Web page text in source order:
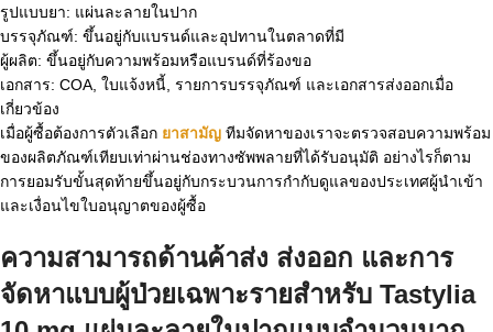
รูปแบบยา: แผ่นละลายในปาก
บรรจุภัณฑ์: ขึ้นอยู่กับแบรนด์และอุปทานในตลาดที่มี
ผู้ผลิต: ขึ้นอยู่กับความพร้อมหรือแบรนด์ที่ร้องขอ
เอกสาร: COA, ใบแจ้งหนี้, รายการบรรจุภัณฑ์ และเอกสารส่งออกเมื่อ
เกี่ยวข้อง
เมื่อผู้ซื้อต้องการตัวเลือก ยาสามัญ ทีมจัดหาของเราจะตรวจสอบความพร้อม
ของผลิตภัณฑ์เทียบเท่าผ่านช่องทางซัพพลายที่ได้รับอนุมัติ อย่างไรก็ตาม
การยอมรับขั้นสุดท้ายขึ้นอยู่กับกระบวนการกำกับดูแลของประเทศผู้นำเข้า
และเงื่อนไขใบอนุญาตของผู้ซื้อ
ความสามารถด้านค้าส่ง ส่งออก และการ
จัดหาแบบผู้ป่วยเฉพาะรายสำหรับ Tastylia